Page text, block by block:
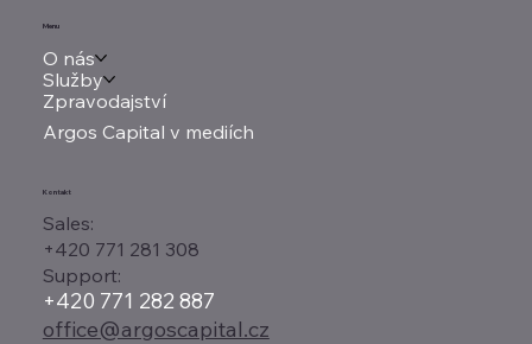
Menu
O nás
Služby
Zpravodajství
Argos Capital v mediích
Kontakt
Sales:
+420 771 281 308
Support:
+420 771 282 887
office@argoscapital.cz